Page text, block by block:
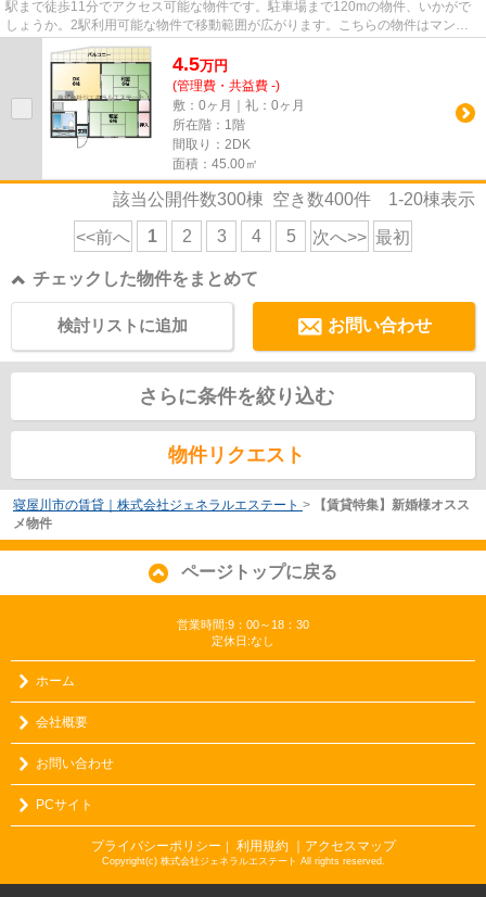
駅まで徒歩11分でアクセス可能な物件です。駐車場まで120mの物件、いかがで
しょうか。2駅利用可能な物件で移動範囲が広がります。こちらの物件はマンシ
ョンです。当社スタッフが地域の...
4.5万円
(管理費・共益費 -)
敷：0ヶ月｜礼：0ヶ月
所在階：1階
間取り：2DK
面積：45.00㎡
該当公開件数300棟 空き数400件 1-20棟表示
<<前へ 1 2 3 4 5 次へ>> 最初
チェックした物件をまとめて
お問い合わせ
検討リストに追加
さらに条件を絞り込む
物件リクエスト
寝屋川市の賃貸｜株式会社ジェネラルエステート >
【賃貸特集】新婚様オスス
メ物件
ページトップに戻る
営業時間:9：00～18：30
定休日:なし
ホーム
会社概要
お問い合わせ
PCサイト
プライバシーポリシー ｜ 利用規約 ｜アクセスマップ
Copyright(c) 株式会社ジェネラルエステート All rights reserved.